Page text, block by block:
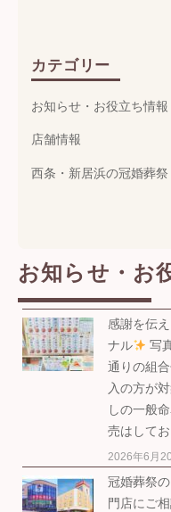
カテゴリー
お知らせ・お役立ち情報
店舗情報
西条・新居浜の冠婚葬祭
お知らせ・お
感謝を伝え
ナル
写
通りの組
入の方が
しの一般
売はして
2026年6月
冠婚葬祭
門店にご